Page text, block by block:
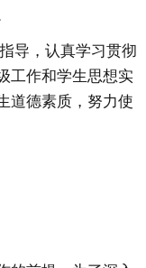
导，认真学习贯彻
工作和学生思想实
道德素质，努力使